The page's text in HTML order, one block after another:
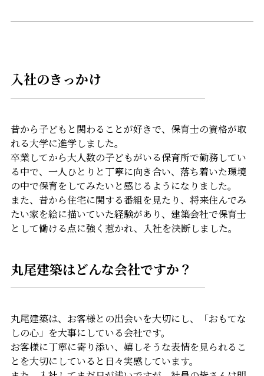
入社のきっかけ
昔から子どもと関わることが好きで、保育士の資格が取
れる大学に進学しました。
卒業してから大人数の子どもがいる保育所で勤務してい
る中で、一人ひとりと丁寧に向き合い、落ち着いた環境
の中で保育をしてみたいと感じるようになりました。
また、昔から住宅に関する番組を見たり、将来住んでみ
たい家を絵に描いていた経験があり、建築会社で保育士
として働ける点に強く惹かれ、入社を決断しました。
丸尾建築はどんな会社ですか？
丸尾建築は、お客様との出会いを大切にし、「おもてな
しの心」を大事にしている会社です。
お客様に丁寧に寄り添い、嬉しそうな表情を見られるこ
とを大切にしていると日々実感しています。